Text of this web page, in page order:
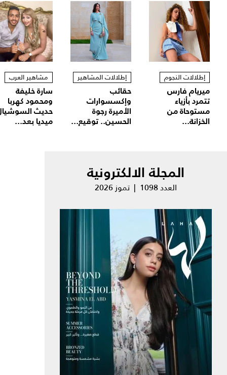
إطلالات النجوم
ميريام فارس
تتمرد بأزياء
مستوحاة من
الخزانة...
إطلالات المشاهير
حقائب
وإكسسوارات
الأميرة رجوة
الحسين.. توقيع...
مشاهير العرب
سارة خليفة
ومحمود كهربا
حديث
ميديا بعد...
المجلة الالكترونية
العدد 1098 | تموز 2026